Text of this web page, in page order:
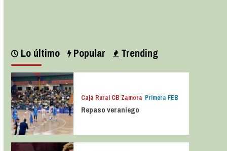
Lo último Popular Trending
Caja Rural CB Zamora Primera FEB
Repaso veraniego